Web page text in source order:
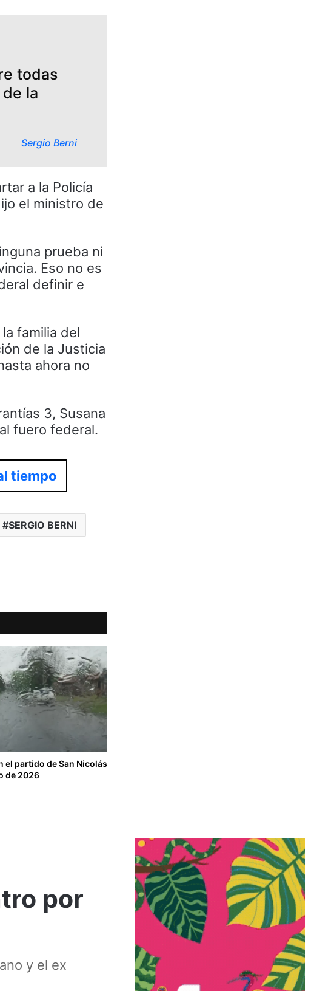
todas
la
Sergio Berni
a la Policía
el ministro de
prueba ni
Eso no es
definir e
familia del
de la Justicia
ahora no
3, Susana
fuero federal.
tiempo
SERGIO BERNI
el partido de San Nicolás
de 2026